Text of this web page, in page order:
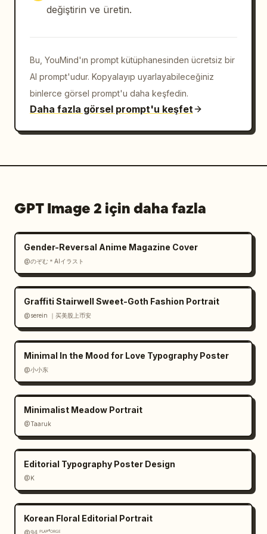
vurgular.
kıyamet sonrası çorak araziler, fantastik
başkentler veya bilim kurgu üsleri gibi hem
doğal araziyi hem de insan yapımı ortamları
bütünleştirir.
[Detay Gereksinimleri]
- Mimari alanlar kütlelere, blok ilişkilerine
ve net bir hiyerarşiye sahip olmalıdır.
- Su kütleleri düşük doygunlukta açık mavi
kullanmalıdır.
- Yeşillikler/ormanlar yosun yeşili veya
düşük doygunlukta yeşil kullanmalıdır.
- Yol ağları dikkat dağıtmadan ince
çizgilerle belirtilmelidir.
- Simge yapılar net bir şekilde
tanımlanabilir olmalıdır.
illüstrasyonları gibi görünmek yerine arşiv
modeli hissini korumalıdır.
etiketleri ve basit sembol anahtarları dahil
olmak üzere eksiksiz ve ağırbaşlı açıklama
modüllerine ihtiyaç duyar. Metinlerin tamamen
okunabilir olması gerekmez ancak gerçekçi,
net, hassas ve düzenli bir arşiv düzeni
değiştirin ve üretin.
Bu, YouMind'ın prompt kütüphanesinden ücretsiz bir
AI prompt'udur. Kopyalayıp uyarlayabileceğiniz
binlerce görsel prompt'u daha keşfedin.
Daha fazla görsel prompt'u keşfet
GPT Image 2 için daha fazla
Gender-Reversal Anime Magazine Cover
@のぞむ＊AIイラスト
Graffiti Stairwell Sweet-Goth Fashion Portrait
@serein ｜买美股上币安
Minimal In the Mood for Love Typography Poster
@小小东
Minimalist Meadow Portrait
@Taaruk
Editorial Typography Poster Design
@K
Korean Floral Editorial Portrait
@𝟡𝟜 ᴾᴸᴬʸᶠᴼᴿᴳᴱ